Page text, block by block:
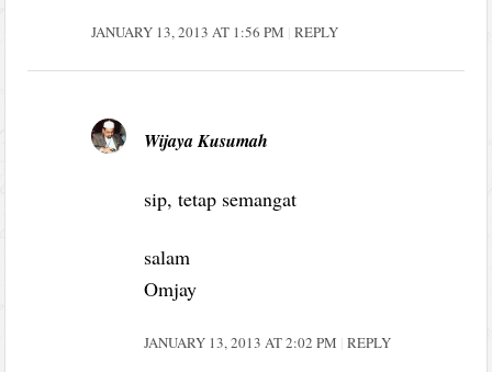
JANUARY 13, 2013 AT 1:56 PM REPLY
Wijaya Kusumah
sip, tetap semangat
salam
Omjay
JANUARY 13, 2013 AT 2:02 PM REPLY